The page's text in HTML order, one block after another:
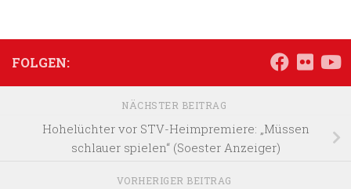
FOLGEN:
NÄCHSTER BEITRAG
Hohelüchter vor STV-Heimpremiere: „Müssen
schlauer spielen“ (Soester Anzeiger)
VORHERIGER BEITRAG